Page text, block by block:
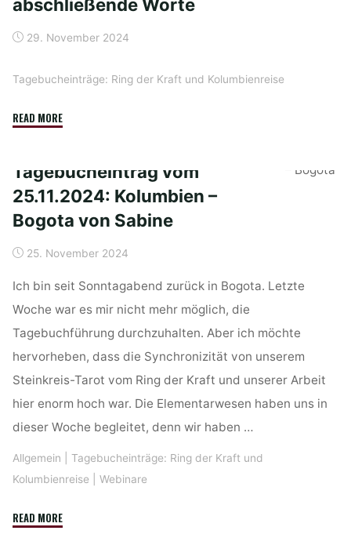
abschließende Worte
29. November 2024
Tagebucheinträge: Ring der Kraft und Kolumbienreise
READ MORE"Letzer
Teams
der
Kolumbienreise
in
–
Dank
und
abschließende
Tagebucheintrag vom
25.11.2024: Kolumbien –
Bogota von Sabine
25. November 2024
Ich bin seit Sonntagabend zurück in Bogota. Letzte
Woche war es mir nicht mehr möglich, die
Tagebuchführung durchzuhalten. Aber ich möchte
hervorheben, dass die Synchronizität von unserem
Steinkreis-Tarot vom Ring der Kraft und unserer Arbeit
hier enorm hoch war. Die Elementarwesen haben uns in
dieser Woche begleitet, denn wir haben …
Allgemein
Tagebucheinträge: Ring der Kraft und
Kolumbienreise
Webinare
READ MORE"Tagebucheintrag